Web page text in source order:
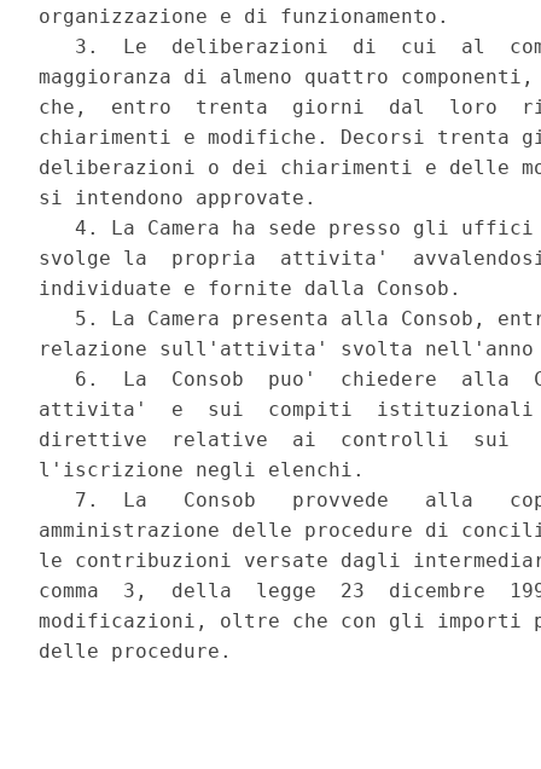
organizzazione e di funzionamento.
3.  Le  deliberazioni  di  cui  al
maggioranza di almeno quattro
che,  entro  trenta  giorni  dal  loro
chiarimenti e modifiche. Decorsi trenta
deliberazioni o dei chiarimenti e delle
si intendono approvate.
4. La Camera ha sede presso gli
svolge la  propria  attivita'
individuate e fornite dalla Consob.
5. La Camera presenta alla Consob,
relazione sull'attivita' svolta nell'anno
6.  La  Consob  puo'  chiedere  alla
attivita'  e  sui  compiti  istituzionali
direttive  relative  ai  controlli  sui
l'iscrizione negli elenchi.
7.  La   Consob   provvede   alla
amministrazione delle procedure di
le contribuzioni versate dagli
comma  3,  della  legge  23  dicembre
modificazioni, oltre che con gli
delle procedure.